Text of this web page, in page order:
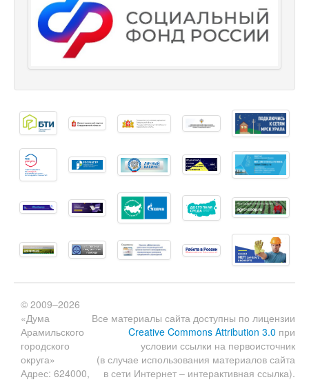
Все материалы сайта доступны по лицензии
Creative Commons Attribution 3.0 при
условии ссылки на первоисточник
(в случае использования материалов сайта
в сети Интернет – интерактивная ссылка).
© 2009–2026
«Дума
Арамильского
городского
округа»
Адрес: 624000,